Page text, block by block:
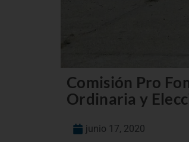
Comisión Pro
Ordinaria y
junio 17, 2020